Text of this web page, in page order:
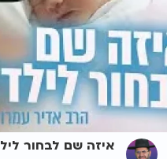
איזה שם לבחור